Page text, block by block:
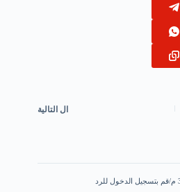
ال التالية
قم بتسجيل الدخول للرد